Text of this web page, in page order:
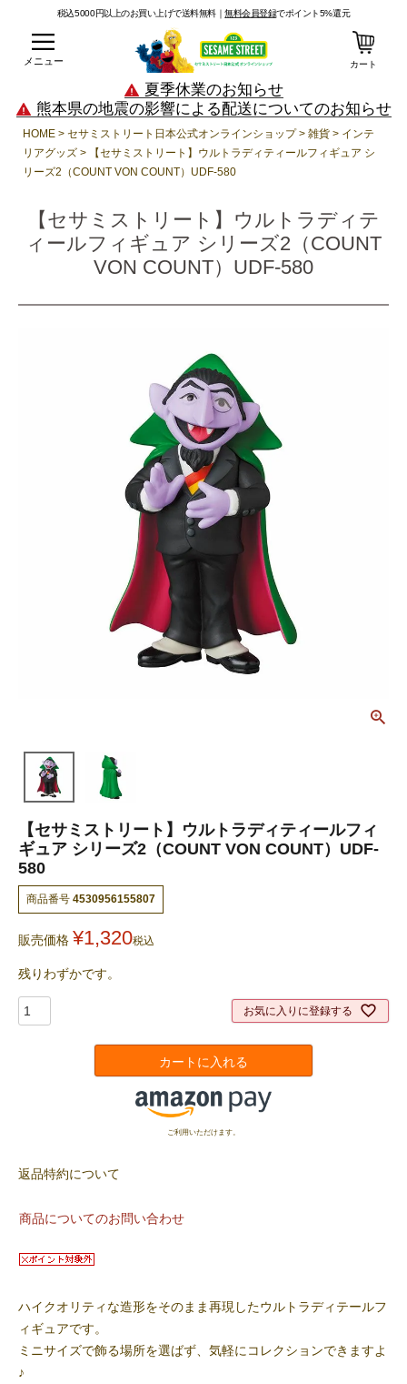
税込5000円以上のお買い上げで送料無料｜無料会員登録でポイント5%還元
メニュー カート
夏季休業のお知らせ
熊本県の地震の影響による配送についてのお知らせ
HOME セサミストリート日本公式オンラインショップ 雑貨
インテ
リアグッズ
【セサミストリート】ウルトラディティールフィギュア シ
リーズ2（COUNT VON COUNT）UDF-580
【セサミストリート】ウルトラディテ
ィールフィギュア シリーズ2（COUNT
VON COUNT）UDF-580
【セサミストリート】ウルトラディティールフィ
ギュア シリーズ2（COUNT VON COUNT）UDF-
580
商品番号 4530956155807
販売価格 ¥1,320税込
残りわずかです。
お気に入りに登録する
カートに入れる
ご利用いただけます。
返品特約について
商品についてのお問い合わせ
ハイクオリティな造形をそのまま再現したウルトラディテールフ
ィギュアです。
ミニサイズで飾る場所を選ばず、気軽にコレクションできますよ
♪